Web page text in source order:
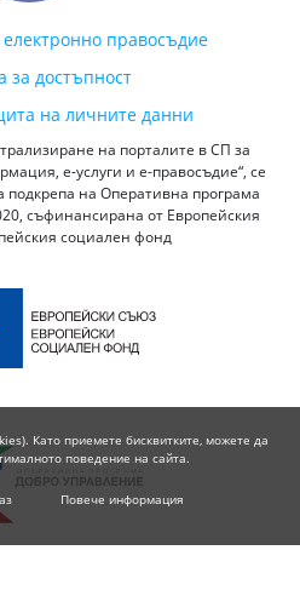
правосъдие
за достъпност
на личните данни
на порталите в СП за
е-услуги и е-правосъдие“, се
на Оперативна програма
съфинансирана от Европейския
социален фонд
Като приемете бисквитките, можете да
поведение на сайта.
Повече информация